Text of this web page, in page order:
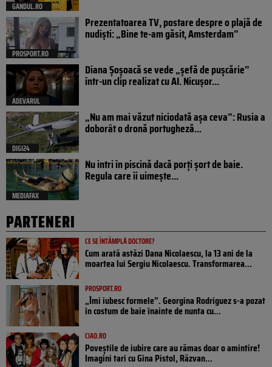
GANDUL.RO
PROSPORT.RO
Prezentatoarea TV, postare despre o plajă de
nudiști: „Bine te-am găsit, Amsterdam”
ADEVARUL
Diana Șoșoacă se vede „șefă de pușcărie”
într-un clip realizat cu AI. Nicușor...
DIGI24
„Nu am mai văzut niciodată așa ceva”: Rusia a
doborât o dronă portugheză...
MEDIAFAX
Nu intri în piscină dacă porți șort de baie.
Regula care îi uimește...
PARTENERI
CE SE ÎNTÂMPLĂ DOCTORE?
Cum arată astăzi Dana Nicolaescu, la 13 ani de la
moartea lui Sergiu Nicolaescu. Transformarea...
PROSPORT.RO
„Îmi iubesc formele”. Georgina Rodriguez s-a pozat
în costum de baie înainte de nunta cu...
CIAO.RO
Poveştile de iubire care au rămas doar o amintire!
Imagini tari cu Gina Pistol, Răzvan...